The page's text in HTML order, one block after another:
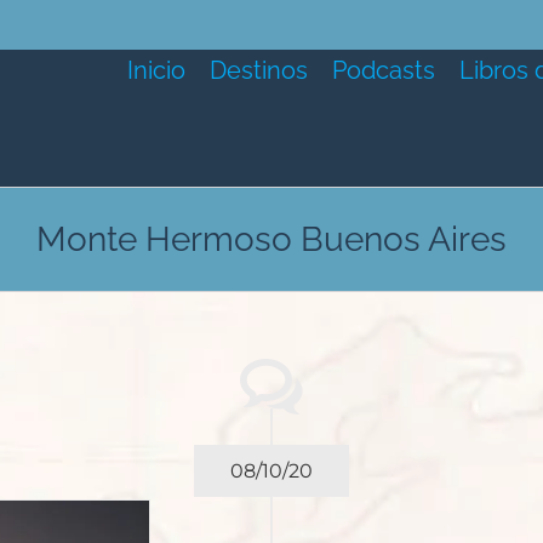
Inicio Destinos Podcasts Libros
Monte Hermoso Buenos Aires
08/10/20